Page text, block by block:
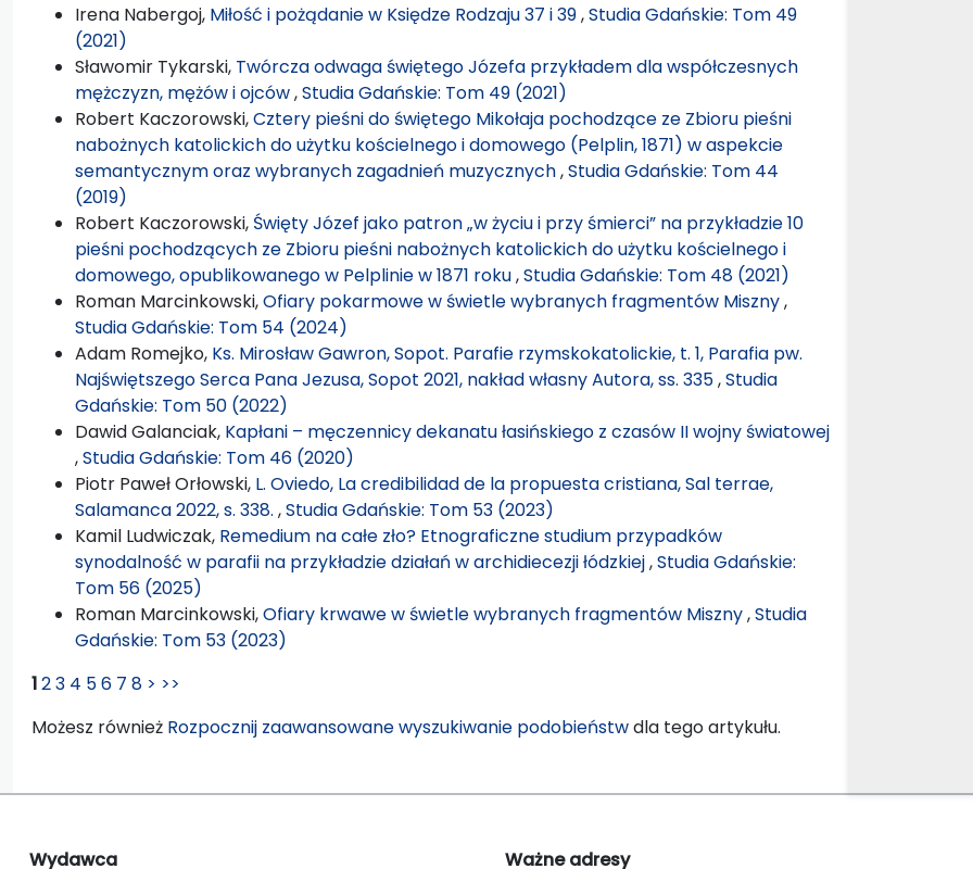
Irena Nabergoj, Miłość i pożądanie w Księdze Rodzaju 37 i 39,Studia Gdańskie: Tom 49
(2021)
Sławomir Tykarski, Twórcza odwaga świętego Józefa przykładem dla współczesnych
mężczyzn, mężów i ojców,Studia Gdańskie: Tom 49 (2021)
Robert Kaczorowski,Cztery pieśni do świętego Mikołaja pochodzące ze Zbioru pieśni
nabożnych katolickich do użytku kościelnego i domowego (Pelplin, 1871) w aspekcie
semantycznym oraz wybranych zagadnień muzycznych,Studia Gdańskie: Tom 44
(2019)
Robert Kaczorowski, Święty Józef jako patron „w życiu i przy śmierci” na przykładzie 10
pieśni pochodzących ze Zbioru pieśni nabożnych katolickich do użytku kościelnego i
domowego, opublikowanego w Pelplinie w 1871 roku,Studia Gdańskie: Tom 48 (2021)
Roman Marcinkowski,Ofiary pokarmowe w świetle wybranych fragmentów Miszny,
Studia Gdańskie: Tom 54 (2024)
Adam Romejko, Ks. Mirosław Gawron, Sopot. Parafie rzymskokatolickie, t. 1, Parafia pw.
Najświętszego Serca Pana Jezusa, Sopot 2021, nakład własny Autora, ss. 335,Studia
Gdańskie: Tom 50 (2022)
Dawid Galanciak, Kapłani – męczennicy dekanatu łasińskiego z czasów II wojny światowej
,Studia Gdańskie: Tom 46 (2020)
Piotr Paweł Orłowski, L. Oviedo, La credibilidad de la propuesta cristiana, Sal terrae,
Salamanca 2022, s. 338. ,Studia Gdańskie: Tom 53 (2023)
Kamil Ludwiczak, Remedium na całe zło? Etnograficzne studium przypadków
synodalność w parafii na przykładzie działań w archidiecezji łódzkiej,Studia Gdańskie:
Tom 56 (2025)
Roman Marcinkowski,Ofiary krwawe w świetle wybranych fragmentów Miszny,Studia
Gdańskie: Tom 53 (2023)
123 4 56 7 8 > >>
Możesz również Rozpocznij zaawansowane wyszukiwanie podobieństwdla tego artykułu.
Wydawca Ważne adresy